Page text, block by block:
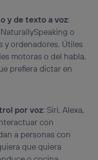
y de texto a voz:
o
y ordenadores. Útiles
motoras o del habla,
prefiera dictar en
por voz: Siri, Alexa,
con
a personas con
que quiera